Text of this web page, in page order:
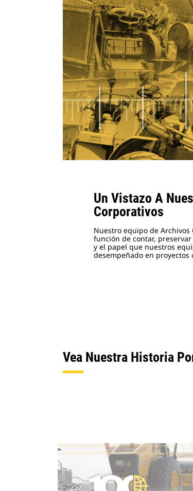
Un Vistazo A
Corporativos
Nuestro equipo de
función de contar,
y el papel que nuestros
desempeñado en proyectos
Vea Nuestra Historia